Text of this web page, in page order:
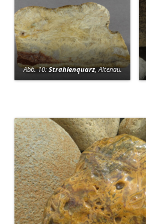
Abb. 10:Strahlenquarz, Altenau.